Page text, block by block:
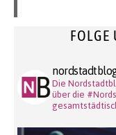
FOLGE
Die
über die